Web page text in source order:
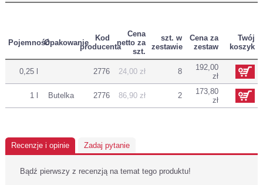
PojemnośćOpakowanie
Kod
producenta
Cena
netto za
szt.
szt. w
zestawie
Cena za
zestaw
Twój
koszyk
0,25 l 2776 24,00 zł 8
192,00
zł
1 l Butelka 2776 86,90 zł 2
173,80
zł
Recenzje i opinie Zadaj pytanie
Bądź pierwszy z recenzją na temat tego produktu!